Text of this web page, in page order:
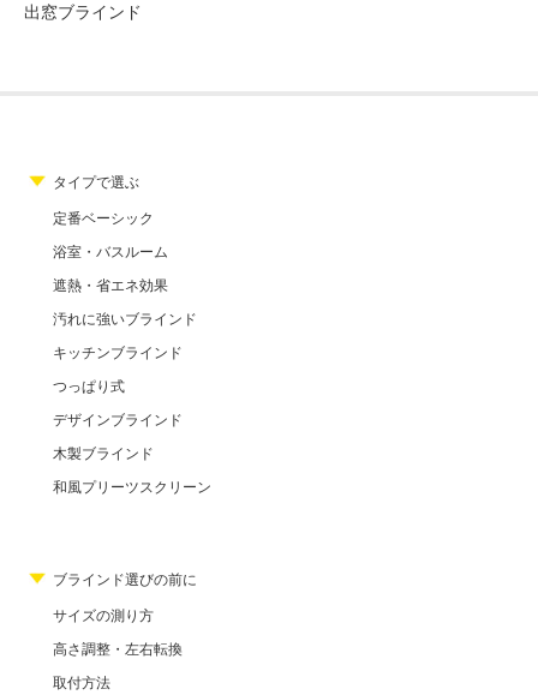
出窓ブラインド
タイプで選ぶ
定番ベーシック
浴室・バスルーム
遮熱・省エネ効果
汚れに強いブラインド
キッチンブラインド
つっぱり式
デザインブラインド
木製ブラインド
和風プリーツスクリーン
ブラインド選びの前に
サイズの測り方
高さ調整・左右転換
取付方法